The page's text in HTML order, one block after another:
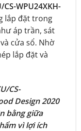
WPU24XKH-
lắp đặt trong
áp trần, sát
cửa sổ. Nhờ
lắp đặt và
CS-
Design 2020
bằng giữa
vì lợi ích